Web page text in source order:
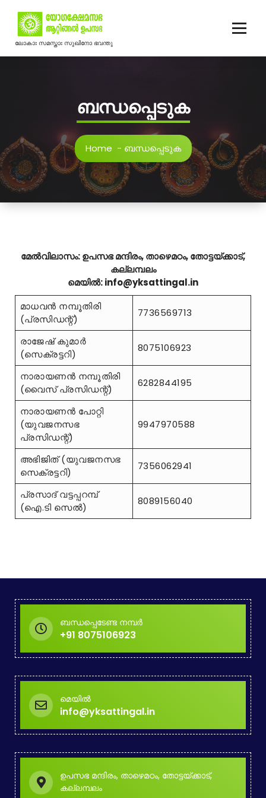
content
ലോകാഃ സമസ്താഃ സുഖിനോ ഭവന്തു
ബന്ധപ്പെടുക
Home - ബന്ധപ്പെടുക
മേൽവിലാസം: ഉപസഭ മന്ദിരം, താഴെമഠം, തോട്ടയ്ക്കാട്,
കല്ലമ്പലം
മെയിൽ: info@yksattingal.in
മാധവൻ നമ്പൂതിരി
(പ്രസിഡന്റ്)
7736569713
രാജേഷ് കുമാർ
(സെക്രട്ടറി)
8075106923
നാരായണൻ നമ്പൂതിരി
(വൈസ് പ്രസിഡന്റ്)
6282844195
നാരായണൻ പോറ്റി
(യുവജനസഭ
പ്രസിഡന്റ്)
9947970588
അഭിജിത് (യുവജനസഭ
സെക്രട്ടറി)
7356062941
പ്രസാദ് വട്ടപ്പറമ്പ്
(ഐ.ടി സെൽ)
8089156040
ബന്ധപ്പെടേണ്ട നമ്പർ
+91 8075106923
മെയിൽ
info@yksattingal.in
ഉപസഭ മന്ദിരം, താഴെമഠം, തോട്ടയ്ക്കാട്,
കല്ലമ്പലം